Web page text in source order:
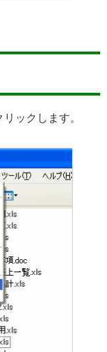
ックします。